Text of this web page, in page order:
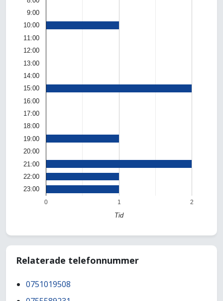
0 1 2
9:00
10:00
11:00
12:00
13:00
14:00
15:00
16:00
17:00
18:00
19:00
20:00
21:00
22:00
23:00
Tid
Relaterade telefonnummer
0751019508